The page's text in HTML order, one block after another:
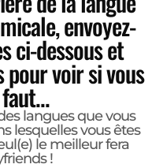
envoyez-
ci-dessous et
voir si vous
langues que vous
lesquelles vous êtes
le meilleur fera
!